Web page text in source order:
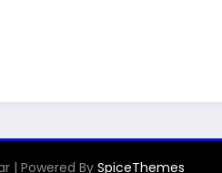
| Powered By SpiceThemes